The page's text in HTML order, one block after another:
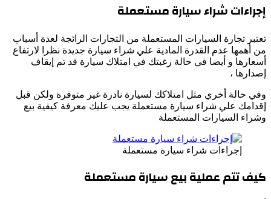
إجراءات شراء سيارة مستعملة
تعتبر تجارة السيارات المستعملة من التجارات الرائجة لعدة أسباب
من أهمها عدم القدرة المادية علي شراء سيارة جديدة نظرا لارتفاع
أسعارها و أيضا في حالة رغبتك في امتلاك سيارة قد تم إيقاف
إصدارها ،
وفي حالة أخري مثل امتلاكك لسيارة نادرة غير متوفرة ولكن قبل
إقدامك علي شراء سيارة مستعملة يجب عليك معرفة كيفية بيع
وشراء السيارات المستعملة
إجراءات شراء سيارة مستعملة
كيف تتم عملية بيع سيارة مستعملة